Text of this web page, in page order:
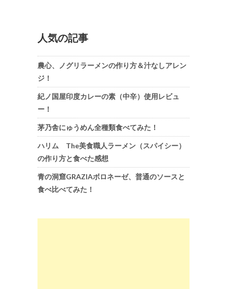
人気の記事
農心、ノグリラーメンの作り方＆汁なしアレン
ジ！
紀ノ国屋印度カレーの素（中辛）使用レビュ
ー！
茅乃舎にゅうめん全種類食べてみた！
ハリム The美食職人ラーメン（スパイシー）
の作り方と食べた感想
青の洞窟GRAZIAボロネーゼ、普通のソースと
食べ比べてみた！